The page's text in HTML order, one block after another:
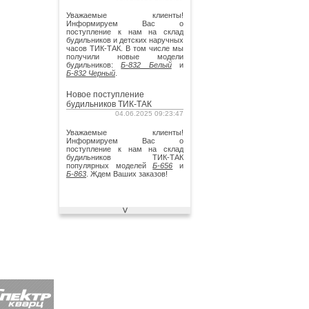
Уважаемые клиенты!
Информируем Вас о
поступление к нам на склад
будильников и детских наручных
часов ТИК-ТАК . В том числе мы
получили новые модели
будильников:Б-832 Белыйи
Б-832 Черный
Новое поступление
будильников ТИК-ТАК
04.06.2025 09:23:47
Уважаемые клиенты!
Информируем Вас о
поступление к нам на склад
будильников ТИК-ТАК
популярных моделейБ-656 и
Б-863 . Ждем Ваших заказов!
Новое поступление детских
⋁